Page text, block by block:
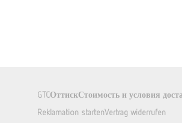
GTCОттискСтоимость и условия
Reklamation startenVertrag widerrufen